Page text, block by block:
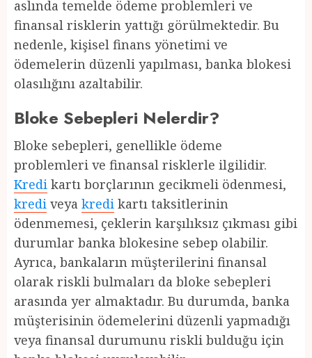
aslında temelde ödeme problemleri ve
finansal risklerin yattığı görülmektedir. Bu
nedenle, kişisel finans yönetimi ve
ödemelerin düzenli yapılması, banka blokesi
olasılığını azaltabilir.
Bloke Sebepleri Nelerdir?
Bloke sebepleri, genellikle ödeme
problemleri ve finansal risklerle ilgilidir.
Kredi kartı borçlarının gecikmeli ödenmesi,
kredi veya kredi kartı taksitlerinin
ödenmemesi, çeklerin karşılıksız çıkması gibi
durumlar banka blokesine sebep olabilir.
Ayrıca, bankaların müşterilerini finansal
olarak riskli bulmaları da bloke sebepleri
arasında yer almaktadır. Bu durumda, banka
müşterisinin ödemelerini düzenli yapmadığı
veya finansal durumunu riskli bulduğu için